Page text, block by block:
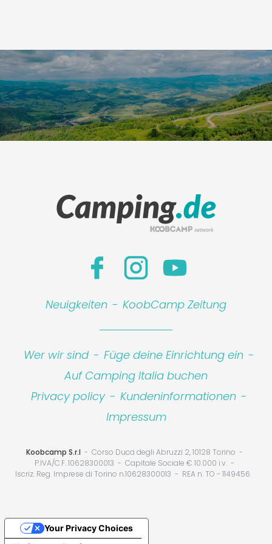
Leaflet |© Koobcamp S.r.l.
Neuigkeiten - KoobCamp Zeitung
Wer wir sind - Füge deine Einrichtung ein -
Auf Camping Italia buchen
Privacy policy - Kundeninformationen -
Impressum
Koobcamp S.r.l
Corso Duca degli Abruzzi 2, 10128 Torino
P.IVA/C.F. 10628300013
Capitale Sociale € 10.000 i.v.
Iscriz. Reg. Imprese di Torino n.10628300013
REA n. TO - 1149456
Your Privacy Choices